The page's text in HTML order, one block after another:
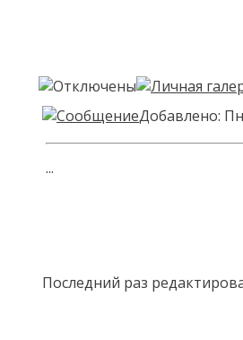
Добавлено:
...
Последний раз